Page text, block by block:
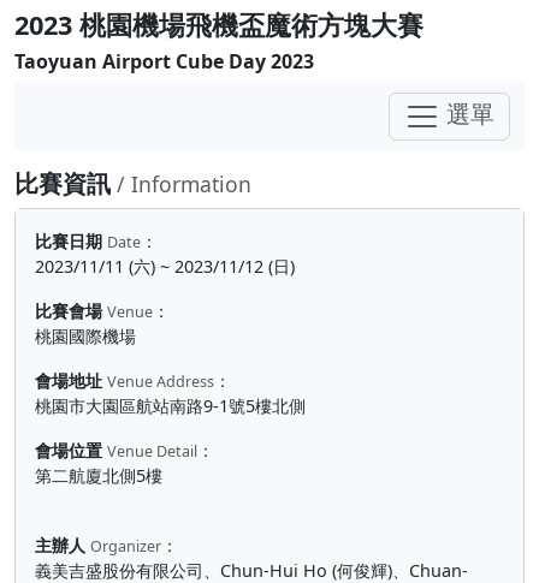
2023 桃園機場飛機盃魔術方塊大賽
Taoyuan Airport Cube Day 2023
選單
比賽資訊 / Information
比賽日期 Date ：
2023/11/11 (六) ~ 2023/11/12 (日)
比賽會場 Venue ：
桃園國際機場
會場地址 Venue Address ：
桃園市大園區航站南路9-1號5樓北側
會場位置 Venue Detail ：
第二航廈北側5樓
主辦人 Organizer ：
義美吉盛股份有限公司、Chun-Hui Ho (何俊輝)、Chuan-